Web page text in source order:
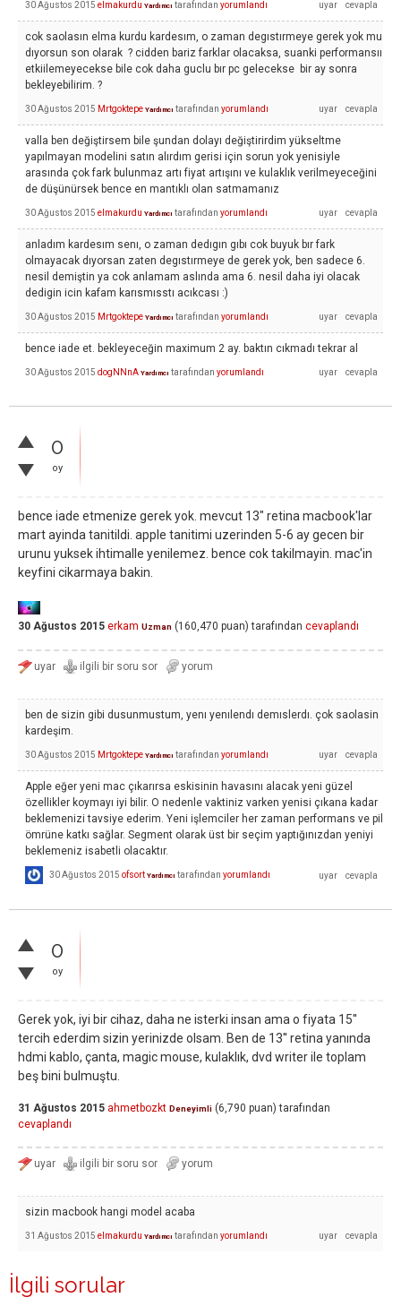
30 Ağustos 2015 elmakurdu Yardımcı tarafından yorumlandı
cok saolasın elma kurdu kardesım, o zaman degıstırmeye gerek yok mu
dıyorsun son olarak ? cidden bariz farklar olacaksa, suanki performansıı
etkiilemeyecekse bile cok daha guclu bır pc gelecekse bir ay sonra
bekleyebilirim. ?
30 Ağustos 2015 Mrtgoktepe Yardımcı tarafından yorumlandı
valla ben değiştirsem bile şundan dolayı değiştirirdim yükseltme
yapılmayan modelini satın alırdım gerisi için sorun yok yenisiyle
arasında çok fark bulunmaz artı fiyat artışını ve kulaklık verilmeyeceğini
de düşünürsek bence en mantıklı olan satmamanız
30 Ağustos 2015 elmakurdu Yardımcı tarafından yorumlandı
anladım kardesım senı, o zaman dedıgın gıbı cok buyuk bır fark
olmayacak dıyorsan zaten degıstırmeye de gerek yok, ben sadece 6.
nesil demiştin ya cok anlamam aslında ama 6. nesil daha iyi olacak
dedigin icin kafam karısmısstı acıkcası :)
30 Ağustos 2015 Mrtgoktepe Yardımcı tarafından yorumlandı
bence iade et. bekleyeceğin maximum 2 ay. baktın cıkmadı tekrar al
30 Ağustos 2015 dogNNnA Yardımcı tarafından yorumlandı
0
oy
bence iade etmenize gerek yok. mevcut 13" retina macbook'lar
mart ayinda tanitildi. apple tanitimi uzerinden 5-6 ay gecen bir
urunu yuksek ihtimalle yenilemez. bence cok takilmayin. mac'in
keyfini cikarmaya bakin.
30 Ağustos 2015 erkam Uzman (160,470 puan) tarafından cevaplandı
ben de sizin gibi dusunmustum, yenı yenılendı demıslerdı. çok saolasin
kardeşim.
30 Ağustos 2015 Mrtgoktepe Yardımcı tarafından yorumlandı
Apple eğer yeni mac çıkarırsa eskisinin havasını alacak yeni güzel
özellikler koymayı iyi bilir. O nedenle vaktiniz varken yenisi çıkana kadar
beklemenizi tavsiye ederim. Yeni işlemciler her zaman performans ve pil
ömrüne katkı sağlar. Segment olarak üst bir seçim yaptığınızdan yeniyi
beklemeniz isabetli olacaktır.
30 Ağustos 2015 ofsort Yardımcı tarafından yorumlandı
0
oy
Gerek yok, iyi bir cihaz, daha ne isterki insan ama o fiyata 15''
tercih ederdim sizin yerinizde olsam. Ben de 13'' retina yanında
hdmi kablo, çanta, magic mouse, kulaklık, dvd writer ile toplam
beş bini bulmuştu.
31 Ağustos 2015 ahmetbozkt Deneyimli (6,790 puan) tarafından
cevaplandı
sizin macbook hangi model acaba
31 Ağustos 2015 elmakurdu Yardımcı tarafından yorumlandı
İlgili sorular